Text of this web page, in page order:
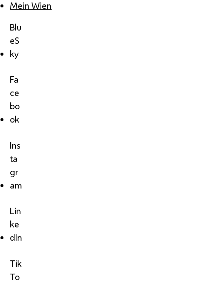
Mein Wien
Blu
eS
ky
Fa
ce
bo
ok
Ins
ta
gr
am
Lin
ke
dIn
Tik
To